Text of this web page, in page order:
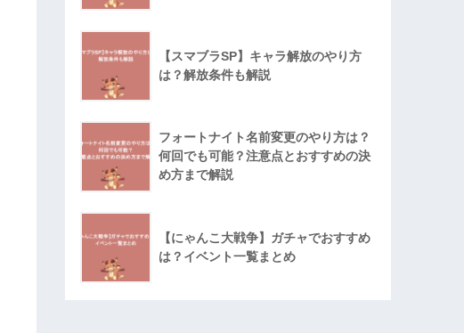
【スマブラSP】キャラ解放のやり方
は？解放条件も解説
フォートナイト名前変更のやり方は？
何回でも可能？注意点とおすすめの決
め方まで解説
【にゃんこ大戦争】ガチャでおすすめ
は？イベント一覧まとめ